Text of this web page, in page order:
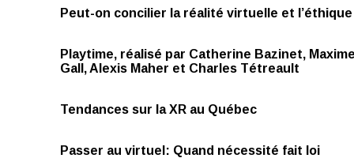
Peut-on concilier la réalité virtuelle et l’éthique
Playtime, réalisé par Catherine Bazinet,
Gall, Alexis Maher et Charles Tétreault
Tendances sur la XR au Québec
Passer au virtuel: Quand nécessité fait loi